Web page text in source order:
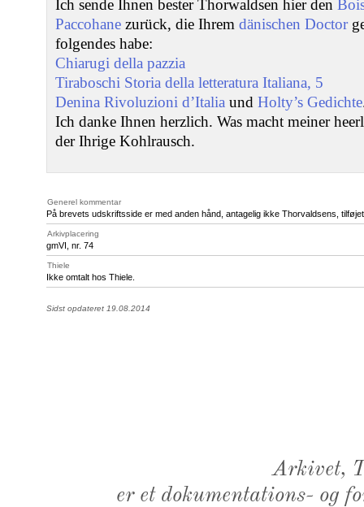
Ich sende Ihnen bester Thorwaldsen hier den
Paccohane zurück, die Ihrem dänischen Doctor
folgendes habe:
Chiarugi della pazzia
Tiraboschi Storia della letteratura Italiana, 5
Denina Rivoluzioni d’Italia und Holty’s Gedichte
Ich danke Ihnen herzlich. Was macht meiner
der Ihrige Kohlrausch.
Generel kommentar
På brevets udskriftsside er med anden hånd, antagelig ikke Thorvaldsens, tilføjet
Arkivplacering
gmVI, nr. 74
Thiele
Ikke omtalt hos Thiele.
Sidst opdateret 19.08.2014
Arkivet,
er et dokumentations- og